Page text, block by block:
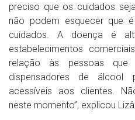
preciso que os cuidados
não podem esquecer que
cuidados. A doença é
estabelecimentos
relação às pessoas
dispensadores de álcool
acessíveis aos clientes.
neste momento”, explicou